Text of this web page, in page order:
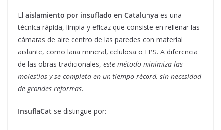
El aislamiento por insuflado en Catalunya es una
técnica rápida, limpia y eficaz que consiste en rellenar las
cámaras de aire dentro de las paredes con material
aislante, como lana mineral, celulosa o EPS. A diferencia
de las obras tradicionales, este método minimiza las
molestias y se completa en un tiempo récord, sin necesidad
de grandes reformas.
InsuflaCat se distingue por: